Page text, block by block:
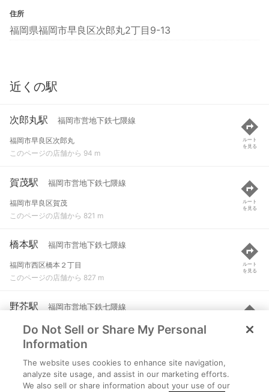
住所
福岡県福岡市早良区次郎丸2丁目9-13
近くの駅
次郎丸駅 福岡市営地下鉄七隈線
福岡市早良区次郎丸
このページの店舗から 94 m
ルート
を見る
賀茂駅 福岡市営地下鉄七隈線
福岡市早良区賀茂
このページの店舗から 821 m
ルート
を見る
橋本駅 福岡市営地下鉄七隈線
福岡市西区橋本２丁目
このページの店舗から 827 m
ルート
を見る
野芥駅 福岡市営地下鉄七隈線
福岡市早良区野芥
このページの店舗から 1.7 km
ルート
を見る
梅林駅 福岡市営地下鉄七隈線
福岡市城南区梅林四丁目
Do Not Sell or Share My Personal
Information
The website uses cookies to enhance site navigation,
analyze site usage, and assist in our marketing efforts.
We also sell or share information about your use of our